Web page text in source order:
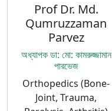
Prof Dr. Md.
Qumruzzaman
Parvez
অধ্যাপক ডা: মো: কামরুজ্জামান
পারভেজ
Orthopedics (Bone-
Joint, Trauma,